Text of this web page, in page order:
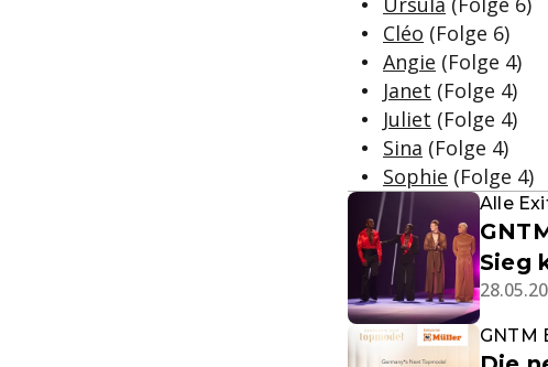
Cléo (Folge 6)
Angie (Folge 4)
Janet (Folge 4)
Juliet (Folge 4)
Sina (Folge 4)
Sophie (Folge 4)
Alle
Sieg
GNTM